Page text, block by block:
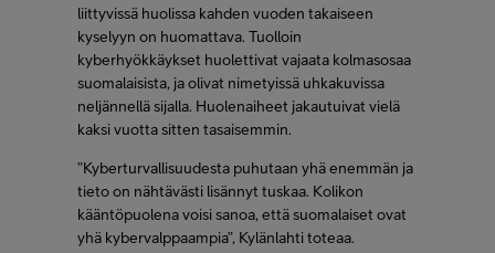
liittyvissä huolissa kahden vuoden takaiseen
kyselyyn on huomattava. Tuolloin
kyberhyökkäykset huolettivat vajaata kolmasosaa
suomalaisista, ja olivat nimetyissä uhkakuvissa
neljännellä sijalla. Huolenaiheet jakautuivat vielä
kaksi vuotta sitten tasaisemmin.
”Kyberturvallisuudesta puhutaan yhä enemmän ja
tieto on nähtävästi lisännyt tuskaa. Kolikon
kääntöpuolena voisi sanoa, että suomalaiset ovat
yhä kybervalppaampia”, Kylänlahti toteaa.